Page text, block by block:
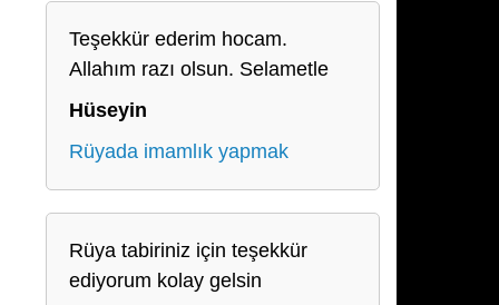
Teşekkür ederim hocam.
Allahım razı olsun. Selametle
Hüseyin
Rüyada imamlık yapmak
Rüya tabiriniz için teşekkür
ediyorum kolay gelsin